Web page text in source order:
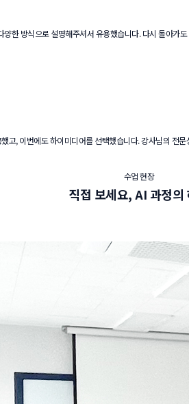
한 방식으로 설명해주셔서 유용했습니다. 다시 돌아가
고, 이번에도 하이미디어를 선택했습니다. 강사님의 전
수업 현장
직접 보세요,AI 과정의